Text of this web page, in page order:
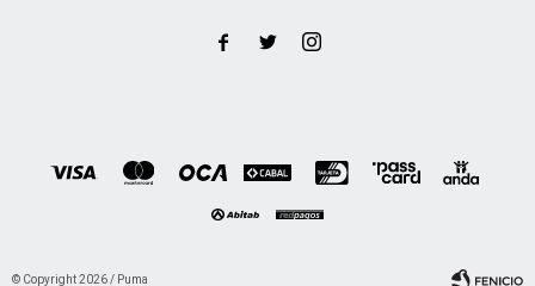
  
© Copyright 2026 / Puma